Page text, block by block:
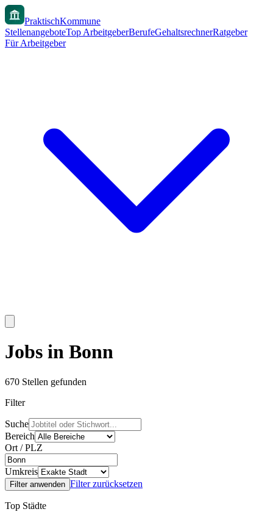
PraktischKommune
StellenangeboteTop ArbeitgeberBerufeGehaltsrechnerRatgeber
Für Arbeitgeber
Jobs in Bonn
670 Stellen gefunden
Filter
Suche
Bereich
Ort / PLZ
Umkreis
Filter anwenden Filter zurücksetzen
Top Städte